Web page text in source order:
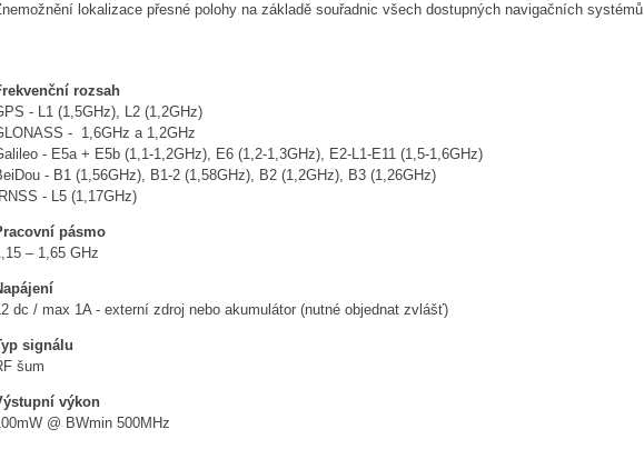
lokalizace přesné polohy na základě souřadnic všech dostupných navigačních systémů
rozsah
- L1 (1,5GHz), L2 (1,2GHz)
- 1,6GHz a 1,2GHz
- E5a + E5b (1,1-1,2GHz), E6 (1,2-1,3GHz), E2-L1-E11 (1,5-1,6GHz)
- B1 (1,56GHz), B1-2 (1,58GHz), B2 (1,2GHz), B3 (1,26GHz)
- L5 (1,17GHz)
pásmo
– 1,65 GHz
dc / max 1A - externí zdroj nebo akumulátor (nutné objednat zvlášť)
signálu
šum
výkon
@ BWmin 500MHz